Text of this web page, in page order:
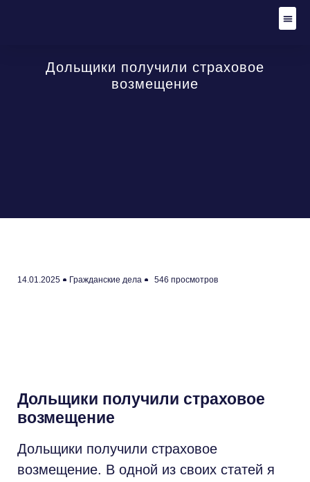
Дольщики получили страховое
возмещение
14.01.2025 Гражданские дела 546 просмотров
Дольщики получили страховое
возмещение
Дольщики получили страховое
возмещение. В одной из своих статей я